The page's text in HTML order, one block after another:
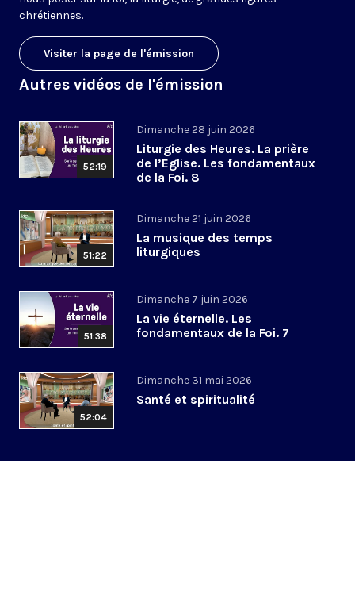
chrétiennes.
Visiter la page de l'émission
Autres vidéos de l'émission
52:19
Dimanche 28 juin 2026
Liturgie des Heures. La prière
de l’Eglise. Les fondamentaux
de la Foi. 8
51:22
Dimanche 21 juin 2026
La musique des temps
liturgiques
51:38
Dimanche 7 juin 2026
La vie éternelle. Les
fondamentaux de la Foi. 7
52:04
Dimanche 31 mai 2026
Santé et spiritualité